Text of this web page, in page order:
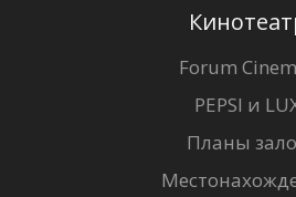
Forum
PEPSI и
Планы